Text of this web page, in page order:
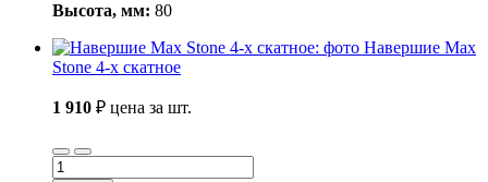
Высота, мм: 80
Навершие Max
Stone 4-х скатное
1 910 ₽ цена за шт.